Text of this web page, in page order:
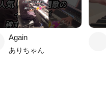
ら
Again
ありちゃん